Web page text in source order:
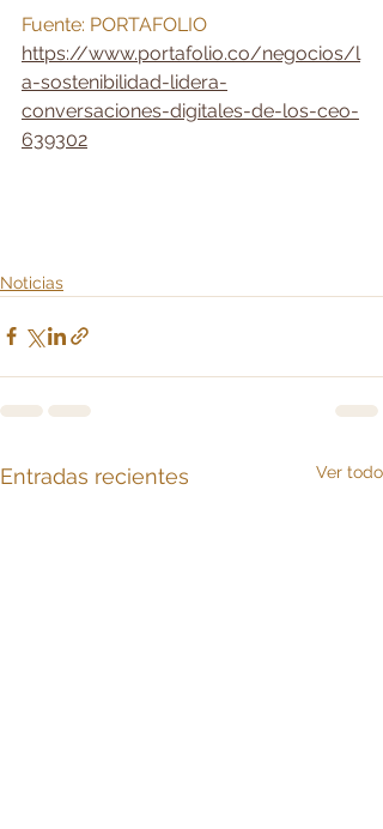
Fuente: PORTAFOLIO
https://www.portafolio.co/negocios/l
a-sostenibilidad-lidera-
conversaciones-digitales-de-los-ceo-
639302
Noticias
Entradas recientes Ver todo